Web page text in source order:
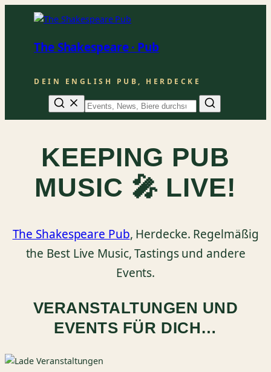
The Shakespeare · Pub
DEIN ENGLISH PUB, HERDECKE
Suche
KEEPING PUB
MUSIC 🎤 LIVE!
The Shakespeare Pub, Herdecke. Regelmäßig
the Best Live Music, Tastings und andere
Events.
VERANSTALTUNGEN UND
EVENTS FÜR DICH…